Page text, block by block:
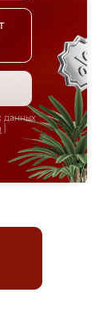
данных